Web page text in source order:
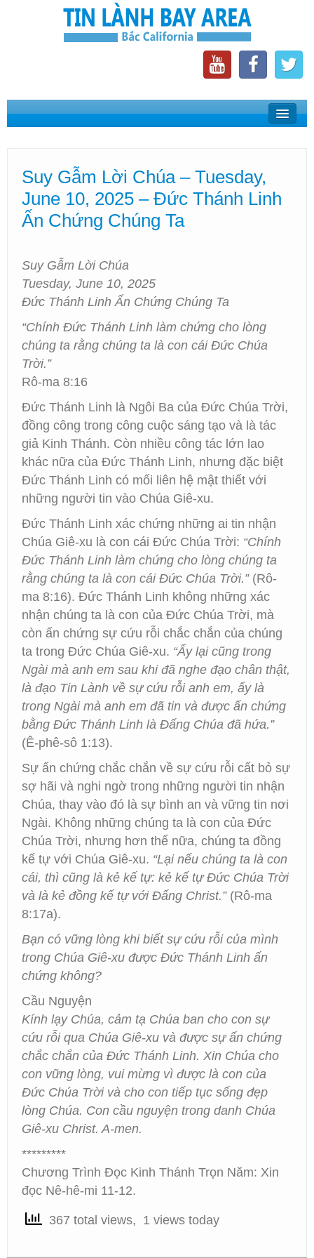
Home
Phát Thanh Tin Lành Bay Area
Các Hội Thánh Bắc California
Suy Gẫm Lời Chúa – Tuesday,
June 10, 2025 – Đức Thánh Linh
Ấn Chứng Chúng Ta
Suy Gẫm Lời Chúa
Tuesday, June 10, 2025
Đức Thánh Linh Ấn Chứng Chúng Ta
“Chính Đức Thánh Linh làm chứng cho lòng
chúng ta rằng chúng ta là con cái Đức Chúa
Trời.”
Rô-ma 8:16
Đức Thánh Linh là Ngôi Ba của Đức Chúa Trời,
đồng công trong công cuộc sáng tạo và là tác
giả Kinh Thánh. Còn nhiều công tác lớn lao
khác nữa của Đức Thánh Linh, nhưng đặc biệt
Đức Thánh Linh có mối liên hệ mật thiết với
những người tin vào Chúa Giê-xu.
Đức Thánh Linh xác chứng những ai tin nhận
Chúa Giê-xu là con cái Đức Chúa Trời: “Chính
Đức Thánh Linh làm chứng cho lòng chúng ta
rằng chúng ta là con cái Đức Chúa Trời.” (Rô-
ma 8:16). Đức Thánh Linh không những xác
nhận chúng ta là con của Đức Chúa Trời, mà
còn ấn chứng sự cứu rỗi chắc chắn của chúng
ta trong Đức Chúa Giê-xu. “Ấy lại cũng trong
Ngài mà anh em sau khi đã nghe đạo chân thật,
là đạo Tin Lành về sự cứu rỗi anh em, ấy là
trong Ngài mà anh em đã tin và được ấn chứng
bằng Đức Thánh Linh là Đấng Chúa đã hứa.”
(Ê-phê-sô 1:13).
Sự ấn chứng chắc chắn về sự cứu rỗi cất bỏ sự
sợ hãi và nghi ngờ trong những người tin nhận
Chúa, thay vào đó là sự bình an và vững tin nơi
Ngài. Không những chúng ta là con của Đức
Chúa Trời, nhưng hơn thế nữa, chúng ta đồng
kế tự với Chúa Giê-xu. “Lại nếu chúng ta là con
cái, thì cũng là kẻ kế tự: kẻ kế tự Đức Chúa Trời
và là kẻ đồng kế tự với Đấng Christ.”(Rô-ma
8:17a).
Bạn có vững lòng khi biết sự cứu rỗi của mình
trong Chúa Giê-xu được Đức Thánh Linh ấn
chứng không?
Cầu Nguyện
Kính lạy Chúa, cảm tạ Chúa ban cho con sự
cứu rỗi qua Chúa Giê-xu và được sự ấn chứng
chắc chắn của Đức Thánh Linh. Xin Chúa cho
con vững lòng, vui mừng vì được là con của
Đức Chúa Trời và cho con tiếp tục sống đẹp
lòng Chúa. Con cầu nguyện trong danh Chúa
Giê-xu Christ. A-men.
*********
Chương Trình Đọc Kinh Thánh Trọn Năm: Xin
đọc Nê-hê-mi 11-12.
367 total views, 1 views today